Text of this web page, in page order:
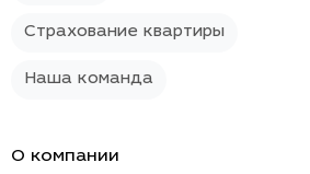
Страхование квартиры
Наша команда
О компании